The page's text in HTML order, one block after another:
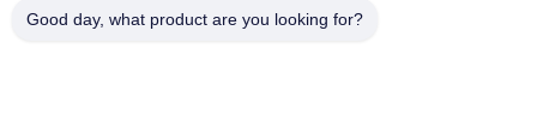
Good day, what product are you looking for?